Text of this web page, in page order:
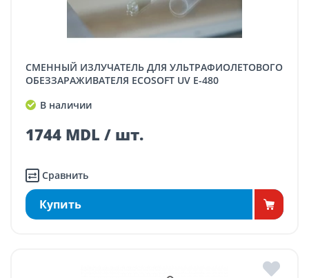
СМЕННЫЙ ИЗЛУЧАТЕЛЬ ДЛЯ УЛЬТРАФИОЛЕТОВОГО
ОБЕЗЗАРАЖИВАТЕЛЯ ECOSOFT UV E-480
В наличии
1744 MDL / шт.
Сравнить
Купить